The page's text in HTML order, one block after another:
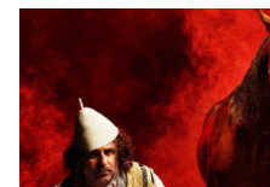
për hitin e verës!